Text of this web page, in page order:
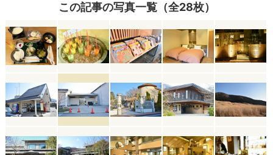
この記事の写真一覧（全28枚）